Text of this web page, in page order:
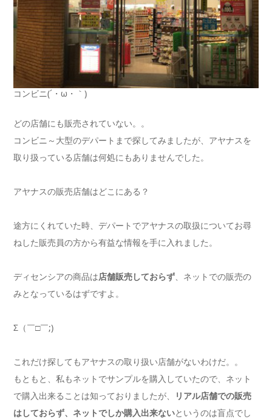
コンビニ(´・ω・｀)
どの店舗にも販売されていない。。
コンビニ～大型のデパートまで探してみましたが、アヤナスを
取り扱っている店舗は何処にもありませんでした。
アヤナスの販売店舗はどこにある？
途方にくれていた時、デパートでアヤナスの取扱についてお尋
ねした販売員の方から有益な情報を手に入れました。
ディセンシアの商品は店舗販売しておらず 、ネットでの販売の
みとなっているはずですよ。
Σ（￣□￣;)
これだけ探してもアヤナスの取り扱い店舗がないわけだ。。
もともと、私もネットでサンプルを購入していたので、ネット
で購入出来ることは知っておりましたが、
リアル店舗での販売
はしておらず、ネットでしか購入出来ないというのは盲点でし